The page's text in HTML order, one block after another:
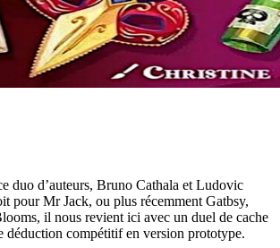
duo d’auteurs, Bruno Cathala et Ludovic
pour Mr Jack, ou plus récemment Gatbsy,
il nous revient ici avec un duel de cache
déduction compétitif en version prototype.